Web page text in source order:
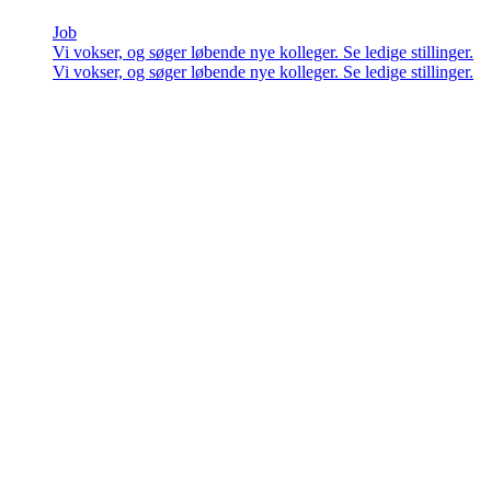
Job
Vi vokser, og søger løbende nye kolleger. Se ledige stillinger.
Vi vokser, og søger løbende nye kolleger. Se ledige stillinger.